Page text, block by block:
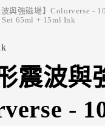
與強磁場】Colorverse -
65ml + 15ml Ink
震波與
-